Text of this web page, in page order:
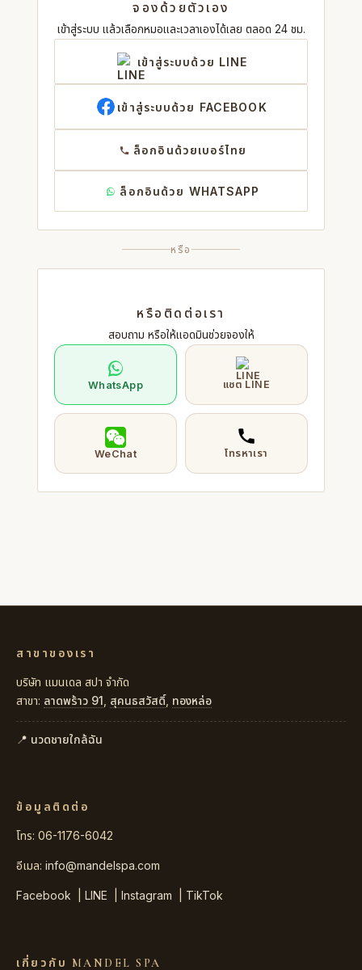
จองด้วยตัวเอง
เข้าสู่ระบบ แล้วเลือกหมอและเวลาเองได้เลย ตลอด 24 ชม.
เข้าสู่ระบบด้วย LINE
เข้าสู่ระบบด้วย FACEBOOK
ล็อกอินด้วยเบอร์ไทย
ล็อกอินด้วย WHATSAPP
หรือ
หรือติดต่อเรา
สอบถาม หรือให้แอดมินช่วยจองให้
WhatsApp แชต LINE
WeChat โทรหาเรา
สาขาของเรา
บริษัท แมนเดล สปา จำกัด
สาขา: ลาดพร้าว 91 สุคนธสวัสดิ์ ทองหล่อ
📍 นวดชายใกล้ฉัน
ข้อมูลติดต่อ
โทร: 06-1176-6042
อีเมล: info@mandelspa.com
Facebook LINE Instagram TikTok
เกี่ยวกับ MANDEL SPA